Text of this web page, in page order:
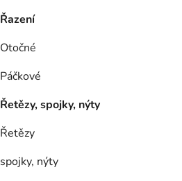
Řazení
Otočné
Páčkové
Řetězy, spojky, nýty
Řetězy
spojky, nýty